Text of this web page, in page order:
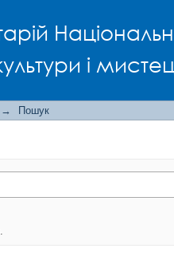
і
→ Пошук